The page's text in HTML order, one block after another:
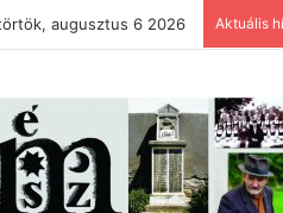
augusztus 6 2026 Aktuális